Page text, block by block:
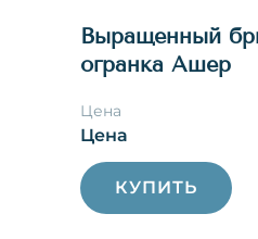
Выращенный
огранка Ашер
Цена
Цена
КУПИТЬ